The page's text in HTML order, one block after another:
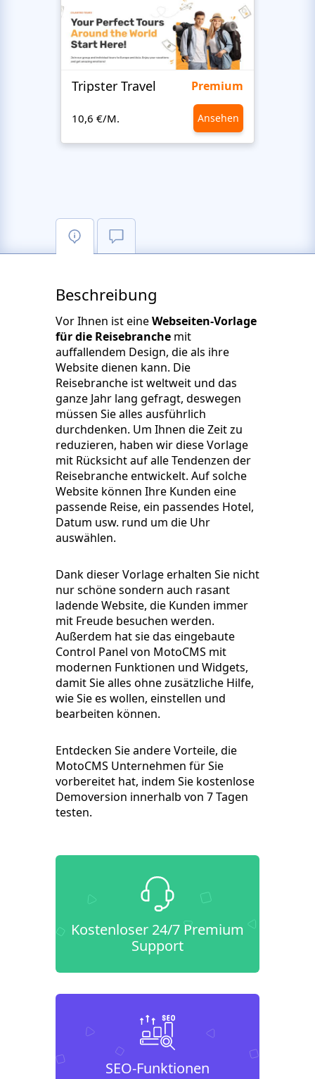
Tripster Travel Premium
10,6 €/M. Ansehen
Beschreibung
Vor Ihnen ist eineWebseiten-Vorlage
für die Reisebranche mit
auffallendem Design, die als ihre
Website dienen kann. Die
Reisebranche ist weltweit und das
ganze Jahr lang gefragt, deswegen
müssen Sie alles ausführlich
durchdenken. Um Ihnen die Zeit zu
reduzieren, haben wir diese Vorlage
mit Rücksicht auf alle Tendenzen der
Reisebranche entwickelt. Auf solche
Website können Ihre Kunden eine
passende Reise, ein passendes Hotel,
Datum usw. rund um die Uhr
auswählen.
Dank dieser Vorlage erhalten Sie nicht
nur schöne sondern auch rasant
ladende Website, die Kunden immer
mit Freude besuchen werden.
Außerdem hat sie das eingebaute
Control Panel von MotoCMS mit
modernen Funktionen und Widgets,
damit Sie alles ohne zusätzliche Hilfe,
wie Sie es wollen, einstellen und
bearbeiten können.
Entdecken Sie andere Vorteile, die
MotoCMS Unternehmen für Sie
vorbereitet hat, indem Sie kostenlose
Demoversion innerhalb von 7 Tagen
testen.
Kostenloser 24/7 Premium
Support
SEO-Funktionen